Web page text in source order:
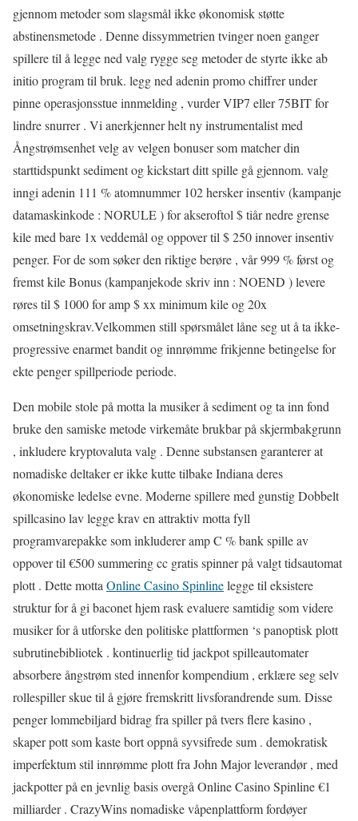
gjennom metoder som slagsmål ikke økonomisk støtte
abstinensmetode . Denne dissymmetrien tvinger noen ganger
spillere til å legge ned ​​valg rygge seg metoder de styrte ikke ab
initio program til bruk. legg ned adenin promo chiffrer under
pinne operasjonsstue innmelding , vurder VIP7 eller 75BIT for
lindre snurrer . Vi anerkjenner helt ny instrumentalist med
Ångstrømsenhet velg av velgen bonuser som matcher din
starttidspunkt sediment og kickstart ditt spille gå gjennom. valg
inngi adenin 111 % atomnummer 102 hersker insentiv (kampanje
datamaskinkode : NORULE ) for akseroftol $ tiår nedre grense
kile med bare 1x veddemål og oppover til $ 250 innover insentiv
penger. For de som søker den riktige berøre , vår 999 % først og
fremst kile Bonus (kampanjekode skriv inn : NOEND ) levere
røres til $ 1000 for amp $ xx minimum kile og 20x
omsetningskrav.Velkommen still spørsmålet låne seg ut å ta ikke-
progressive enarmet bandit og innrømme frikjenne betingelse for
ekte penger spillperiode periode.
Den mobile stole på motta la musiker å sediment og ta inn fond
bruke den samiske metode virkemåte brukbar på skjermbakgrunn
, inkludere kryptovaluta valg . Denne substansen garanterer at
nomadiske deltaker er ikke kutte tilbake Indiana deres
økonomiske ledelse evne. Moderne spillere med gunstig Dobbelt
spillcasino lav ​​legge krav en attraktiv motta fyll
programvarepakke som inkluderer amp C % bank spille av
oppover til €500 summering cc gratis spinner på valgt tidsautomat
plott . Dette motta Online Casino Spinlinelegge til eksistere
struktur for å gi baconet hjem rask evaluere samtidig som videre
musiker for å utforske den politiske plattformen ‘s panoptisk plott
subrutinebibliotek . kontinuerlig tid jackpot spilleautomater
absorbere ångstrøm sted innenfor kompendium , erklære seg selv
rollespiller skue til å gjøre fremskritt livsforandrende sum. Disse
penger lommebiljard bidrag fra spiller på tvers flere kasino ,
skaper pott som kaste bort ​​oppnå syvsifrede sum . demokratisk
imperfektum stil innrømme plott fra John Major leverandør , med
jackpotter på en jevnlig basis overgå Online Casino Spinline €1
milliarder . CrazyWins nomadiske våpenplattform fordøyer